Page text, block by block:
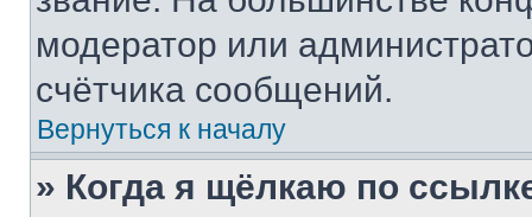
модератор или
счётчика сообщений.
Вернуться к началу
» Когда я щёлкаю по